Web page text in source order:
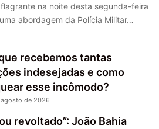
na noite desta segunda-feira
abordagem da Polícia Militar…
recebemos tantas
indesejadas e como
esse incômodo?
de 2026
revoltado”: João Bahia